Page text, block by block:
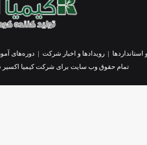
استانداردها |رویدادها و اخبار شرکت | دوره‌های
تمام حقوق وب سایت برای شرکت کیمیا